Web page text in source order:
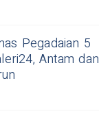
Pegadaian 5
Antam dan